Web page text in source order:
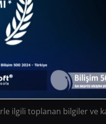
ödemeleri, borç
işleme ilişkin bilgiler vb.)
ilgili toplanan bilgiler ve